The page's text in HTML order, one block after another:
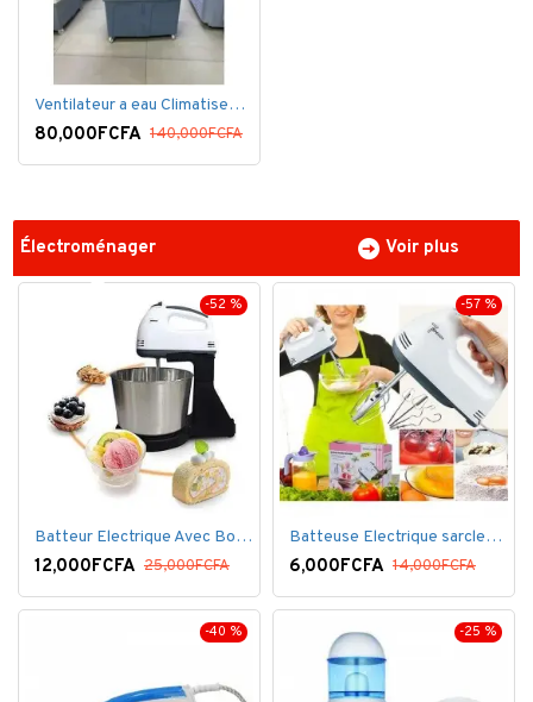
Ventilateur a eau Climatiseur Mobile Grand Model.
80,000FCFA 140,000FCFA
Électroménager Voir plus
-52 %
Batteur Electrique Avec Bol en inox
12,000FCFA 25,000FCFA
-57 %
Batteuse Electrique sarclette à main– 7 vitesses
6,000FCFA 14,000FCFA
-40 % -25 %